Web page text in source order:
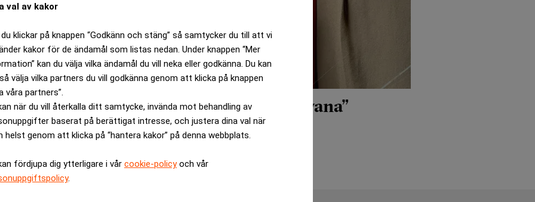
val av kakor
klickar på knappen “Godkänn och stäng” så samtycker du till att vi
kakor för de ändamål som listas nedan. Under knappen “Mer
kan du välja vilka ändamål du vill neka eller godkänna. Du kan
välja vilka partners du vill godkänna genom att klicka på knappen
våra partners”.
när du vill återkalla ditt samtycke, invända mot behandling av
baserat på berättigat intresse, och justera dina val när
helst genom att klicka på “hantera kakor” på denna webbplats.
fördjupa dig ytterligare i vår cookie-policyoch vår
.
svenska konsumenter: ”Alla är inte vana”